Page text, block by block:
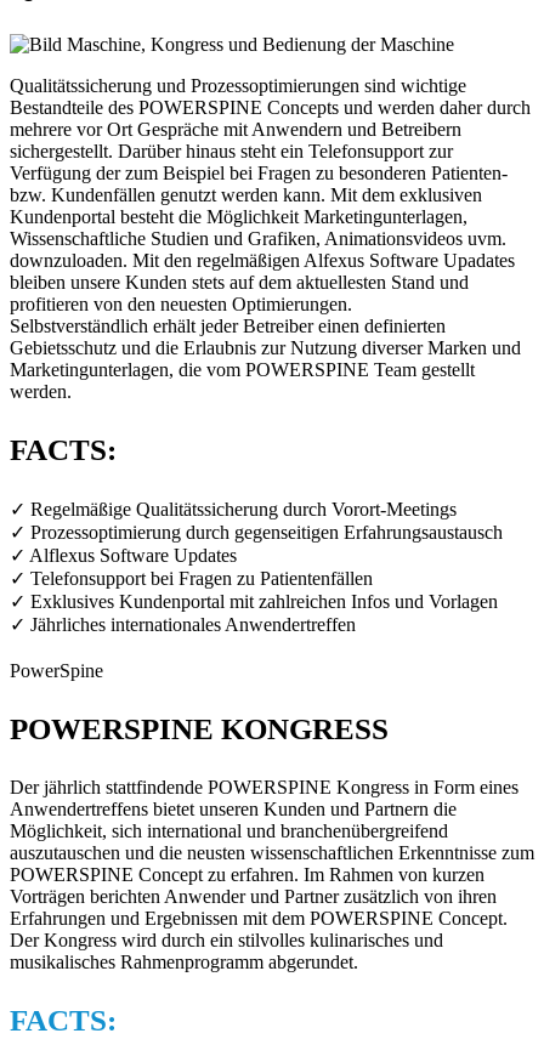
Qualitätssicherung und Prozessoptimierungen sind wichtige
Bestandteile des POWERSPINE Concepts und werden daher durch
mehrere vor Ort Gespräche mit Anwendern und Betreibern
sichergestellt. Darüber hinaus steht ein Telefonsupport zur
Verfügung der zum Beispiel bei Fragen zu besonderen Patienten-
bzw. Kundenfällen genutzt werden kann. Mit dem exklusiven
Kundenportal besteht die Möglichkeit Marketingunterlagen,
Wissenschaftliche Studien und Grafiken, Animationsvideos uvm.
downzuloaden. Mit den regelmäßigen Alfexus Software Upadates
bleiben unsere Kunden stets auf dem aktuellesten Stand und
profitieren von den neuesten Optimierungen.
Selbstverständlich erhält jeder Betreiber einen definierten
Gebietsschutz und die Erlaubnis zur Nutzung diverser Marken und
Marketingunterlagen, die vom POWERSPINE Team gestellt
werden.
FACTS:
✓ Regelmäßige Qualitätssicherung durch Vorort-Meetings
✓ Prozessoptimierung durch gegenseitigen Erfahrungsaustausch
✓ Alflexus Software Updates
✓ Telefonsupport bei Fragen zu Patientenfällen
✓ Exklusives Kundenportal mit zahlreichen Infos und Vorlagen
✓ Jährliches internationales Anwendertreffen
PowerSpine
POWERSPINE KONGRESS
Der jährlich stattfindende POWERSPINE Kongress in Form eines
Anwendertreffens bietet unseren Kunden und Partnern die
Möglichkeit, sich international und branchenübergreifend
auszutauschen und die neusten wissenschaftlichen Erkenntnisse zum
POWERSPINE Concept zu erfahren. Im Rahmen von kurzen
Vorträgen berichten Anwender und Partner zusätzlich von ihren
Erfahrungen und Ergebnissen mit dem POWERSPINE Concept.
Der Kongress wird durch ein stilvolles kulinarisches und
musikalisches Rahmenprogramm abgerundet.
FACTS: